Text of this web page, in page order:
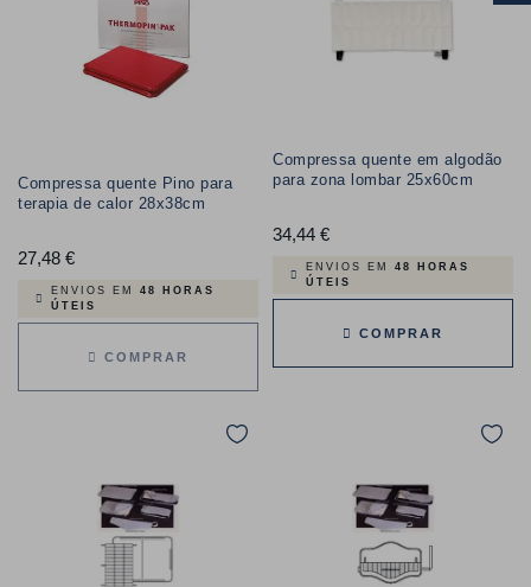
Compressa quente Pino para
terapia de calor 28x38cm
27,48 €Preço
ENVIOS EM 48 HORAS
ÚTEIS
COMPRAR
Compressa quente em algodão
para zona lombar 25x60cm
34,44 €Preço
ENVIOS EM 48 HORAS
ÚTEIS
COMPRAR